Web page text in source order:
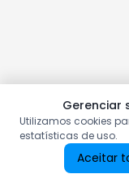
Gerenciar
Utilizamos cookies
estatísticas de uso.
Aceitar